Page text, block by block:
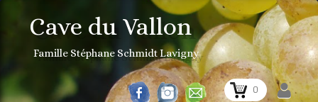
Cave du Vallon
Famille Stéphane Schmidt Lavigny
0